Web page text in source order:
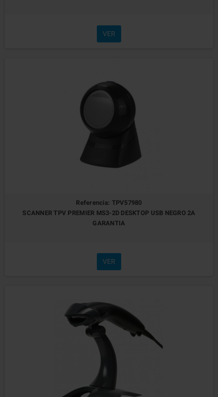
VER
Referencia: TPV57980
SCANNER TPV PREMIER MS3-2D DESKTOP USB NEGRO 2A
GARANTIA
VER